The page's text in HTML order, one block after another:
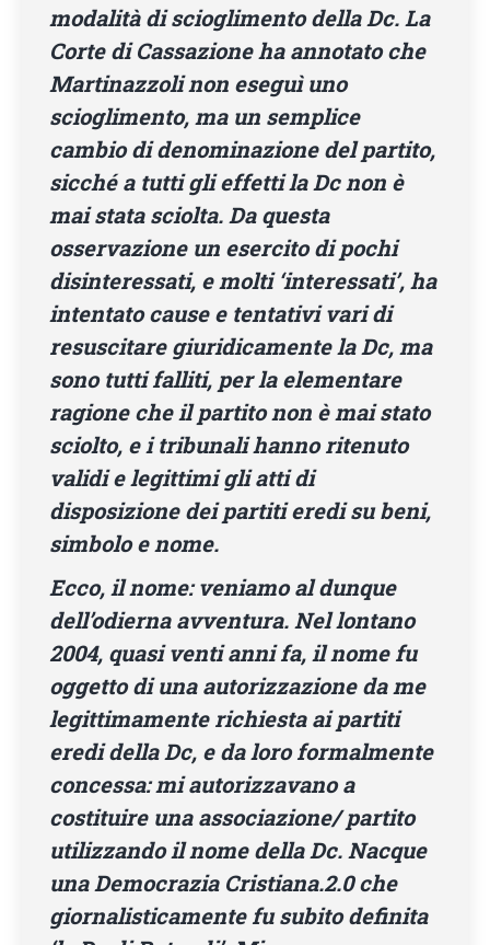
modalità di scioglimento della Dc. La
Corte di Cassazione ha annotato che
Martinazzoli non eseguì uno
scioglimento, ma un semplice
cambio di denominazione del partito,
sicché a tutti gli effetti la Dc non è
mai stata sciolta. Da questa
osservazione un esercito di pochi
disinteressati, e molti ‘interessati’, ha
intentato cause e tentativi vari di
resuscitare giuridicamente la Dc, ma
sono tutti falliti, per la elementare
ragione che il partito non è mai stato
sciolto, e i tribunali hanno ritenuto
validi e legittimi gli atti di
disposizione dei partiti eredi su beni,
simbolo e nome.
Ecco, il nome: veniamo al dunque
dell’odierna avventura. Nel lontano
2004, quasi venti anni fa, il nome fu
oggetto di una autorizzazione da me
legittimamente richiesta ai partiti
eredi della Dc, e da loro formalmente
concessa: mi autorizzavano a
costituire una associazione/ partito
utilizzando il nome della Dc. Nacque
una Democrazia Cristiana.2.0 che
giornalisticamente fu subito definita